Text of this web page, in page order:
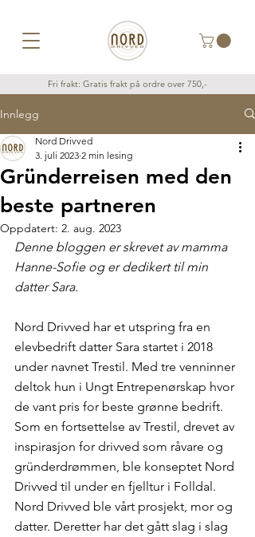
Fri frakt: Gratis frakt på ordre over 750,-
Innlegg
Gründerreisen med den
beste partneren
Nord Drivved
3. juli 2023 2 min lesing
Oppdatert: 2. aug. 2023
Denne bloggen er skrevet av mamma
Hanne-Sofie og er dedikert til min
datter Sara.
Nord Drivved har et utspring fra en
elevbedrift datter Sara startet i 2018
under navnet Trestil. Med tre venninner
deltok hun i Ungt Entrepenørskap hvor
de vant pris for beste grønne bedrift.
Som en fortsettelse av Trestil, drevet av
inspirasjon for drivved som råvare og
gründerdrømmen, ble konseptet Nord
Drivved til under en fjelltur i Folldal.
Nord Drivved ble vårt prosjekt, mor og
datter. Deretter har det gått slag i slag